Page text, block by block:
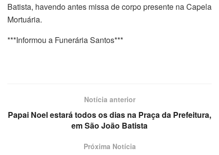
Batista, havendo antes missa de corpo presente na Capela
Mortuária.
***Informou a Funerária Santos***
Notícia anterior
Papai Noel estará todos os dias na Praça da Prefeitura,
em São João Batista
Próxima Notícia